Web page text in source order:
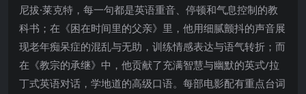
尼拔·莱克特，每一句都是英语重音、停顿和气息控制的教
科书；在《困在时间里的父亲》里，他用细腻颤抖的声音展
现老年痴呆症的混乱与无助，训练情感表达与语气转折；而
在《教宗的承继》中，他贡献了充满智慧与幽默的英式/拉
丁式英语对话，学地道的高级口语。每部电影配有重点台词